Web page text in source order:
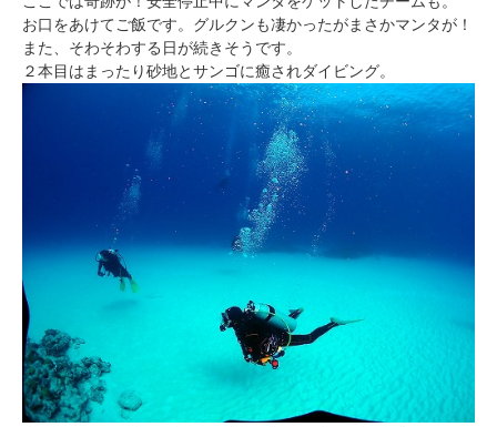
お口をあけてご飯です。グルクンも凄かったがまさかマンタが！
また、そわそわする日が続きそうです。
２本目はまったり砂地とサンゴに癒されダイビング。